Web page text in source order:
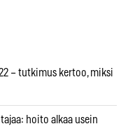
– tutkimus kertoo, miksi
hoito alkaa usein